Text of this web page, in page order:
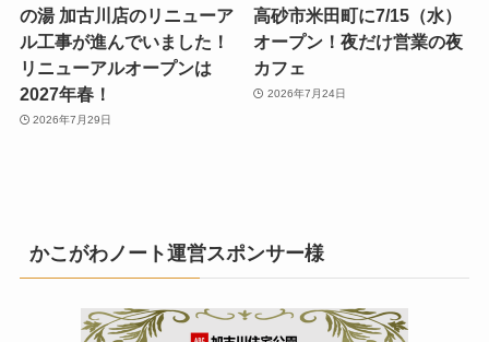
の湯 加古川店のリニューア
ル工事が進んでいました！
リニューアルオープンは
2027年春！
2026年7月29日
高砂市米田町に7/15（水）
オープン！夜だけ営業の夜
カフェ
2026年7月24日
かこがわノート運営スポンサー様